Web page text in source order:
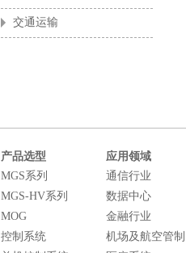
交通运输
产品选型 应用领域
MGS系列
MGS-HV系列
MOG
控制系统
通信行业
数据中心
金融行业
机场及航空管制